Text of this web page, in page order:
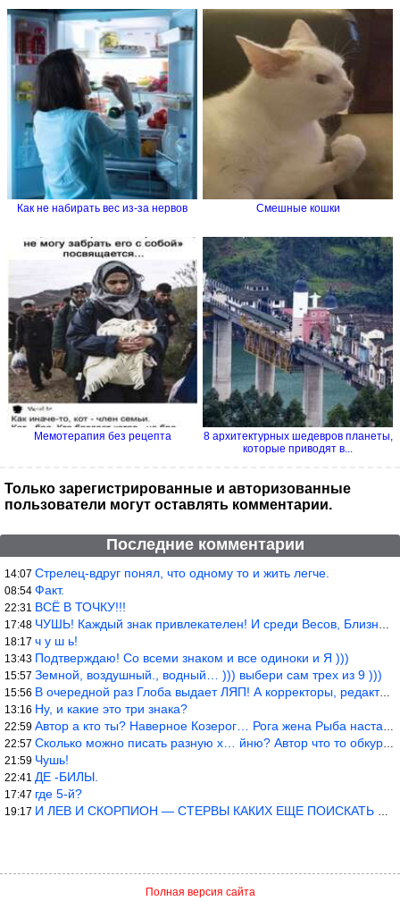
Как не набирать вес из-за нервов Смешные кошки
Мемотерапия без рецепта
8 архитектурных шедевров планеты,
которые приводят в...
Только зарегистрированные и авторизованные
пользователи могут оставлять комментарии.
Последние комментарии
14:07 Стрелец-вдруг понял, что одному то и жить легче.
08:54 Факт.
22:31 ВСЁ В ТОЧКУ!!!
17:48 ЧУШЬ! Каждый знак привлекателен! И среди Весов, Близнецов встреч
18:17 ч у ш ь!
13:43 Подтверждаю! Со всеми знаком и все одиноки и Я )))
15:57 Земной, воздушный., водный… ))) выбери сам трех из 9 )))
15:56 В очередной раз Глоба выдает ЛЯП! А корректоры, редакторы пропус
13:16 Ну, и какие это три знака?
22:59 Автор а кто ты? Наверное Козерог… Рога жена Рыба наставила ))
22:57 Сколько можно писать разную х… йню? Автор что то обкурился?
21:59 Чушь!
22:41 ДЕ -БИЛЫ.
17:47 где 5-й?
19:17 И ЛЕВ И СКОРПИОН — СТЕРВЫ КАКИХ ЕЩЕ ПОИСКАТЬ НАДО
Полная версия сайта